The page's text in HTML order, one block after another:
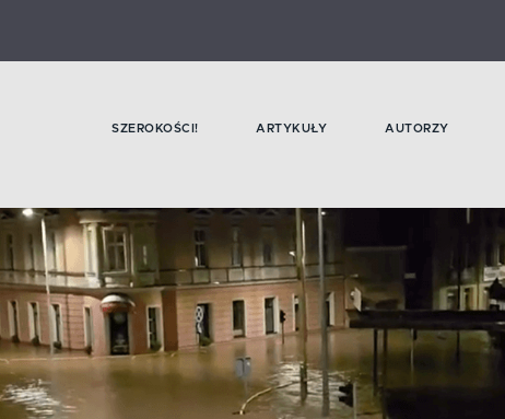
SZEROKOŚCI! ARTYKUŁY AUTORZY